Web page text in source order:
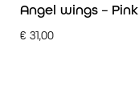
Angel wings – Pink
€ 31,00